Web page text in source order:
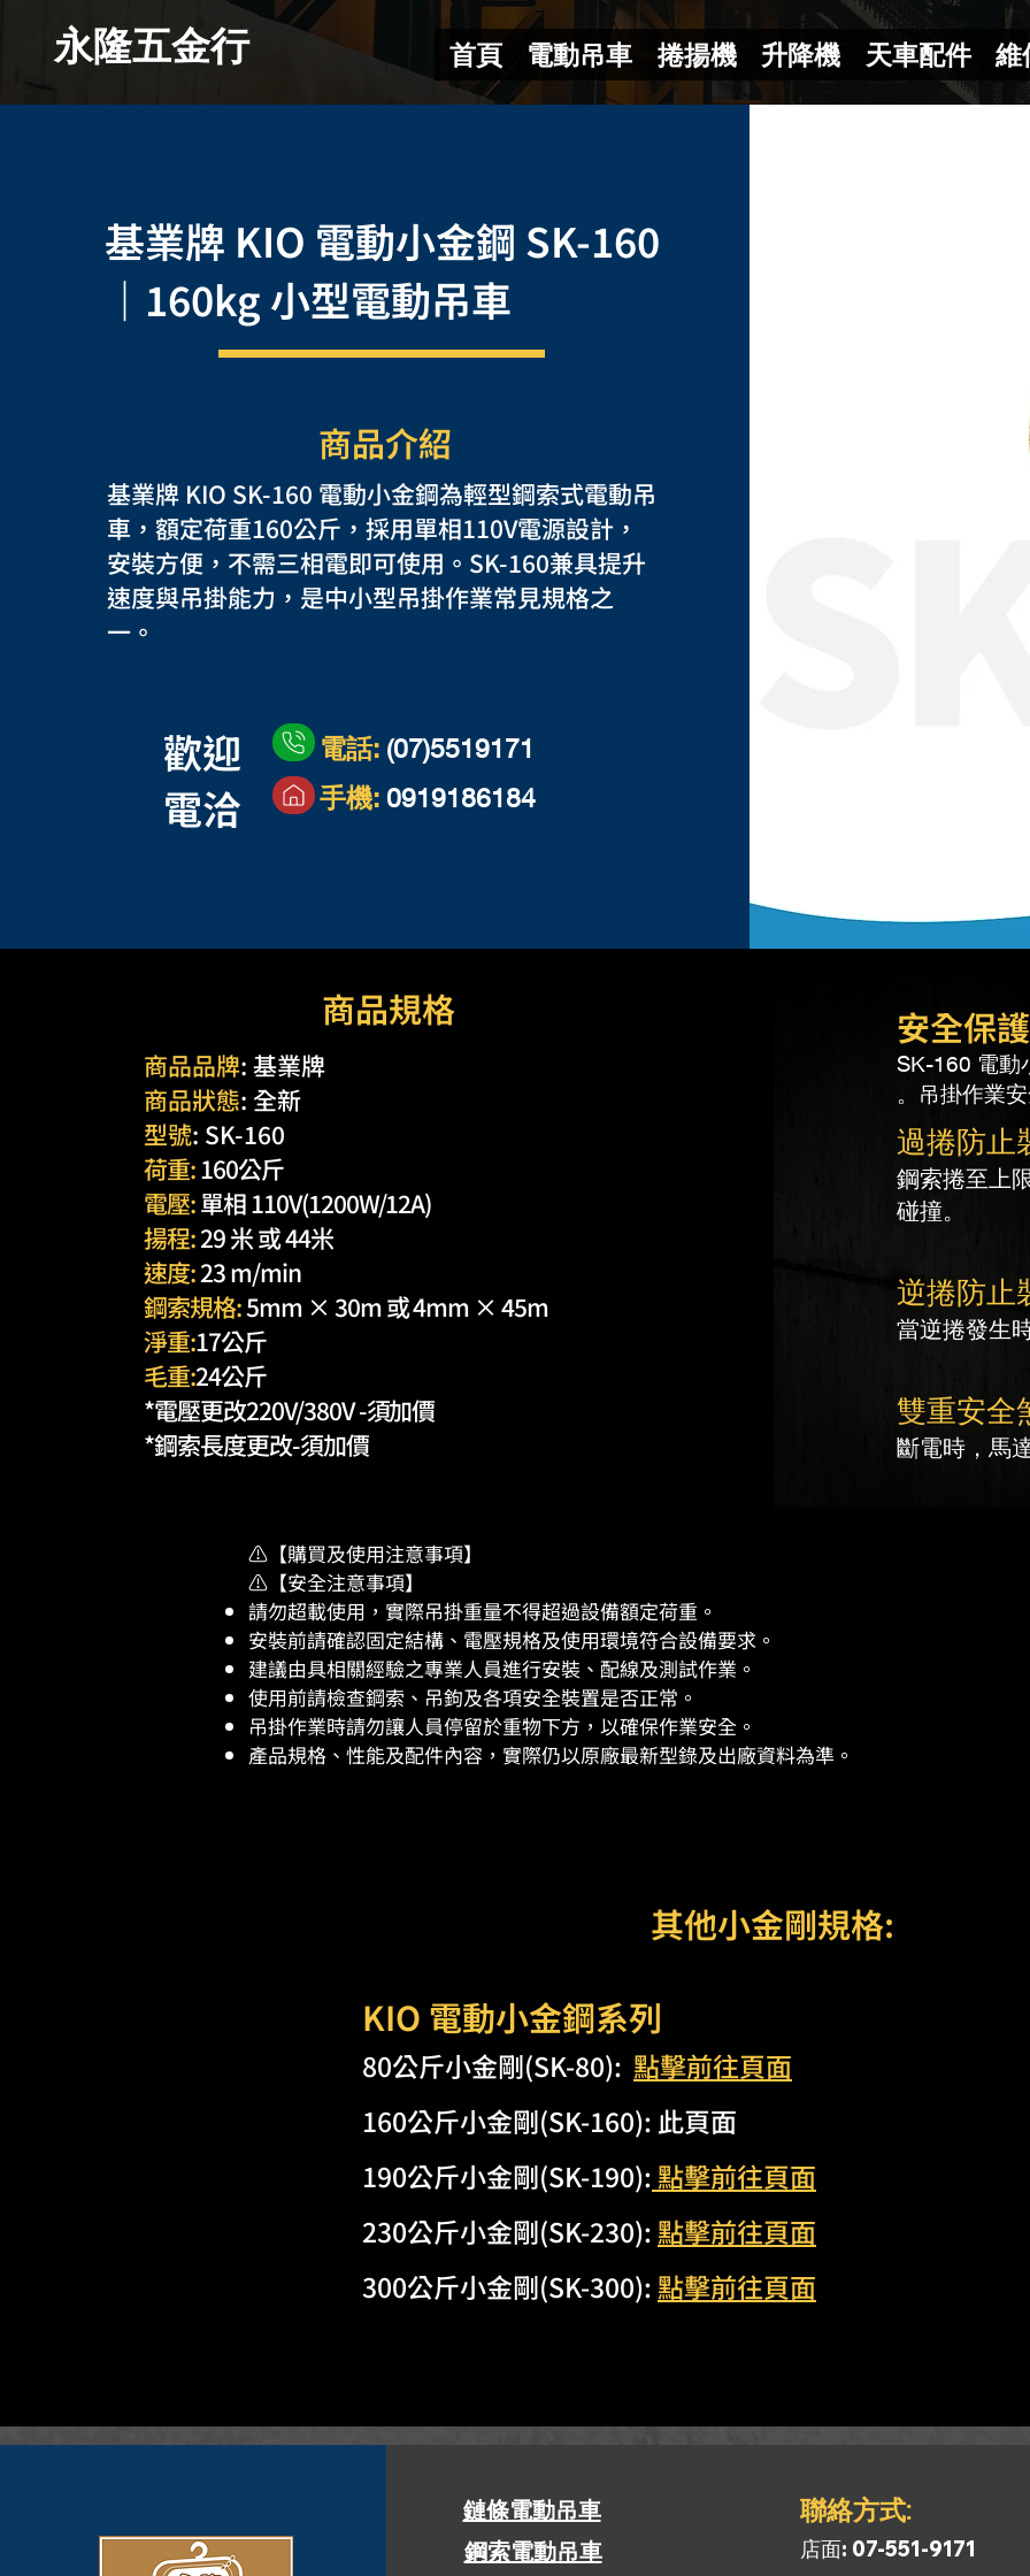
​永隆五金行 首頁 電動吊車 捲揚機 升降機 天車配件 維
基業牌 KIO 電動小金鋼 SK-160
｜160kg 小型電動吊車
基業牌 KIO SK-160 電動小金鋼為輕型鋼索式電動吊
車，額定荷重160公斤，採用單相110V電源設計，
安裝方便，不需三相電即可使用。SK-160兼具提升
速度與吊掛能力，是中小型吊掛作業常見規格之
一。
商品介紹
電話: (07)5519171
​手機: 0919186184
​歡迎
電洽
商品品牌: 基業牌
商品狀態: 全新
型號: SK-160
荷重:160公斤
電壓:單相 110V(1200W/12A)
揚程:29 米 或 44米
速度:23 m/min
鋼索規格:5mm × 30m 或 4mm × 45m
​淨重:17公斤
毛重:24公斤
*電壓更改220V/380V -須加價
​*鋼索長度更改-須加價
商品規格 安全保
SK-160 電動
吊掛作業安
過捲防止
鋼索捲至上
碰撞。
逆捲防止
當逆捲發生
雙重安全
斷電時，馬
⚠️【購買及使用注意事項】​​
⚠️【安全注意事項】​
請勿超載使用，實際吊掛重量不得超過設備額定荷重。
安裝前請確認固定結構、電壓規格及使用環境符合設備要求。
建議由具相關經驗之專業人員進行安裝、配線及測試作業。
使用前請檢查鋼索、吊鉤及各項安全裝置是否正常。
吊掛作業時請勿讓人員停留於重物下方，以確保作業安全。
產品規格、性能及配件內容，實際仍以原廠最新型錄及出廠資料為準。​
其他小金剛規格:
KIO 電動小金鋼系列
80公斤小金剛(SK-80): 點擊前往頁面
160公斤小金剛(SK-160): 此頁面
190公斤小金剛(SK-190): 點擊前往頁面
230公斤小金剛(SK-230): 點擊前往頁面
300公斤小金剛(SK-300): 點擊前往頁面
鏈條電動吊車
鋼索電動吊車
​聯絡方式:
​店面: 07-551-9171